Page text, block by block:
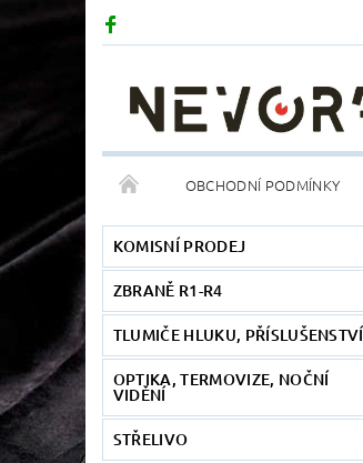
OBCHODNÍ PODMÍNKY
KOMISNÍ PRODEJ
ZBRANĚ R1-R4
TLUMIČE HLUKU, PŘÍSLUŠENSTVÍ
OPTIKA, TERMOVIZE, NOČNÍ
VIDĚNÍ
STŘELIVO